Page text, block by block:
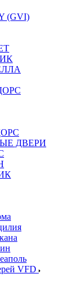
(GVI)
ДВЕРИ
VFD